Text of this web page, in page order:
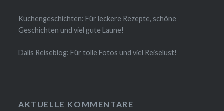
Kuchengeschichten: Für leckere Rezepte, schöne
Geschichten und viel gute Laune!
Dalis Reiseblog: Für tolle Fotos und viel Reiselust!
AKTUELLE KOMMENTARE